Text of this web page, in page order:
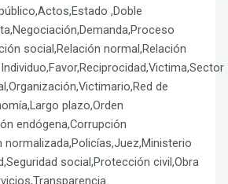
,Doble
social,Relación normal,Relación
de
plazo,Orden
endógena,Corrupción
normalizada,Policías,Juez,Ministerio
social,Protección civil,Obra